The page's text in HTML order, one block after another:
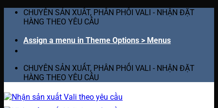
Skip
CHUYÊN SẢN XUẤT, PHÂN PHỐI VALI - NHẬN ĐẶT
HÀNG THEO YÊU CẦU
Assign a menu in Theme Options > Menus
CHUYÊN SẢN XUẤT, PHÂN PHỐI VALI - NHẬN ĐẶT
HÀNG THEO YÊU CẦU